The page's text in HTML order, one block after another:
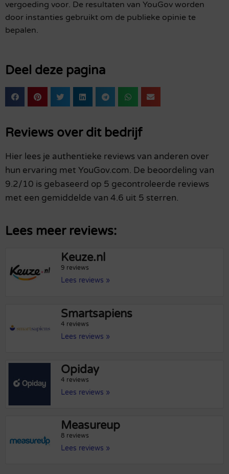
vergoeding voor. De resultaten van YouGov worden
door instanties gebruikt om de publieke opinie te
bepalen.
Deel deze pagina
Reviews over dit bedrijf
Hier lees je authentieke reviews van anderen over
hun ervaring met YouGov.com. De beoordeling van
9.2/10 is gebaseerd op 5 gecontroleerde reviews
met een gemiddelde van 4.6 uit 5 sterren.
Lees meer reviews:
Keuze.nl
9 reviews
Lees reviews »
Smartsapiens
4 reviews
Lees reviews »
Opiday
4 reviews
Lees reviews »
Measureup
8 reviews
Lees reviews »